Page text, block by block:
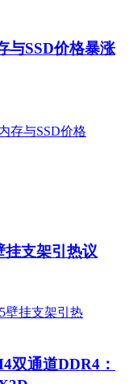
与SSD价格暴涨
挂支架引热议
双通道DDR4：